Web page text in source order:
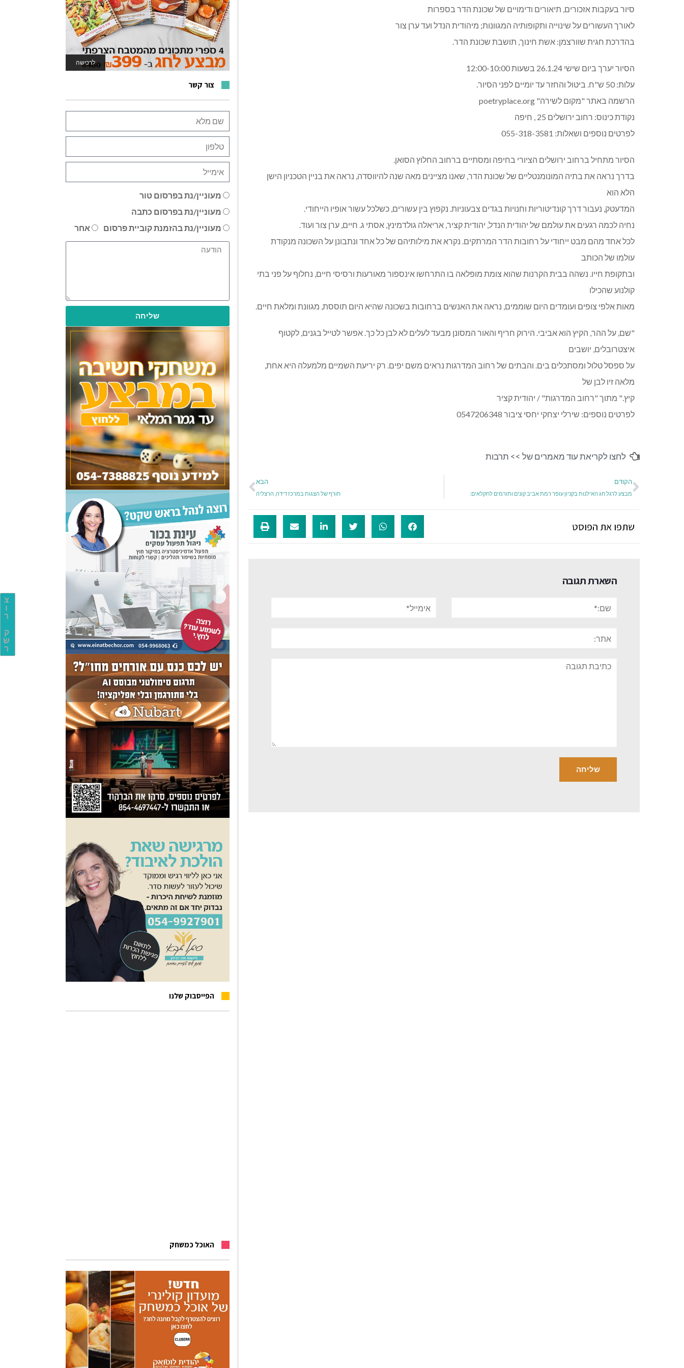
צ
ו
ר
ק
ש
ר
סיור בעקבות אזכורים, תיאורים ודימויים של שכונת הדר בספרות
לאורך העשורים על שינוייה ותקופותיה המגוונות; מיהודית הנדל ועד ערן צור
בהדרכת חגית שוורצמן: אשת חינוך, תושבת שכונת הדר.
הסיור יערך ביום שישי 26.1.24 בשעות 12:00-10:00
עלות: 50 ש"ח. ביטול והחזר עד יומיים לפני הסיור.
הרשמה באתר "מקום לשירה" poetryplace.org
נקודת כינוס: רחוב ירושלים 25 , חיפה
לפרטים נוספים ושאלות: 055-318-3581
הסיור מתחיל ברחוב ירושלים הציורי בחיפה ומסתיים ברחוב החלוץ הסואן.
בדרך נראה את בתיה המונומנטליים של שכונת הדר, שאנו מציינים מאה שנה להיווסדה, נראה את בניין הטכניון הישן
הלא הוא
המדעטק, נעבור דרך קונדיטוריות וחנויות בגדים צבעוניות. נקפוץ בין עשורים, כשלכל עשור אופיו הייחודי.
נחיה לכמה רגעים את עולמם של יהודית הנדל, יהודית קציר, אריאלה גולדמינץ, אסתי ג. חיים, ערן צור ועוד.
לכל אחד מהם מבט ייחודי על רחובות הדר המרתקים. נקרא את מילותיהם של כל אחד ונתבונן על השכונה מנקודת
עולמו של הכותב
ובתקופת חייו. נשהה בבית הקרנות שהוא צומת מופלאה בו התרחשו אינספור מאורעות ורסיסי חיים, נחלוף על פני בתי
קולנוע שהכילו
מאות אלפי צופים ועומדים היום שוממים, נראה את האנשים ברחובות בשכונה שהיא היום תוססת, מגוונת ומלאת חיים.
"שם, על ההר, הקיץ הוא אביבי. הירוק חריף והאור המסונן מבעד לעלים לא לבן כל כך. אפשר לטייל בגנים, לקטוף
איצטרובלים, יושבים
על ספסל טלול ומסתכלים בים. והבתים של רחוב המדרגות נראים משם יפים. רק יריעת השמיים מלמעלה היא אחת,
מלאה זיו לבן של
קיץ." מתוך "רחוב המדרגות" / יהודית קציר
לפרטים נוספים: שירלי יצחקי יחסי ציבור 0547206348
לחצו לקריאת עוד מאמרים של >> תרבות
הקודם
מבצע לרגל חג האילנות בקניון עופר רמת אביב קונים ותורמים לחקלאים:
הבא
חורף של הצגות במרכז דידה, הרצליה
שתפו את הפוסט
השארת תגובה
תגובה
לרכישה
לאתר המשחקים
צור קשר
מעוניין/נת בפרסום טור
מעוניין/נת בפרסום כתבה
מעוניין/נת בהזמנת קוביית פרסום
אחר
שליחה
הפייסבוק שלנו
האוכל כמשחק